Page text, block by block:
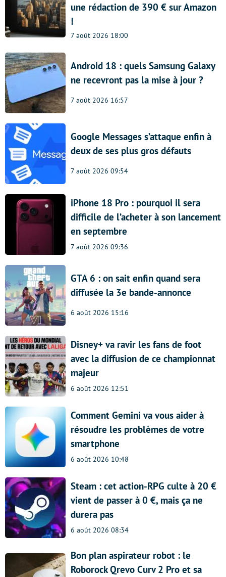
une rédaction de 390 € sur Amazon
!
7 août 2026 18:00
Android 18 : quels Samsung Galaxy
ne recevront pas la mise à jour ?
7 août 2026 16:57
Google Messages s’attaque enfin à
deux de ses plus gros défauts
7 août 2026 09:54
iPhone 18 Pro : pourquoi il sera
difficile de l’acheter à son lancement
en septembre
7 août 2026 09:36
GTA 6 : on sait enfin quand sera
diffusée la 3e bande-annonce
6 août 2026 15:16
Disney+ va ravir les fans de foot
avec la diffusion de ce championnat
majeur
6 août 2026 12:51
Comment Gemini va vous aider à
résoudre les problèmes de votre
smartphone
6 août 2026 10:48
Steam : cet action-RPG culte à 20 €
vient de passer à 0 €, mais ça ne
durera pas
6 août 2026 08:34
Bon plan aspirateur robot : le
Roborock Qrevo Curv 2 Pro et sa